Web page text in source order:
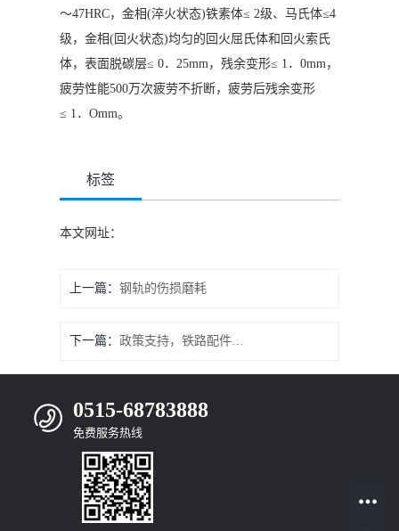
～47HRC，金相(淬火状态)铁素体≤ 2级、马氏体≤4
级，金相(回火状态)均匀的回火屈氏体和回火索氏
体，表面脱碳层≤ 0．25mm，残余变形≤ 1．0mm，
疲劳性能500万次疲劳不折断，疲劳后残余变形
≤ 1．Omm。
标签
本文网址：
上一篇：钢轨的伤损磨耗
下一篇： 政策支持，铁路配件再创辉煌
0515-68783888
免费服务热线